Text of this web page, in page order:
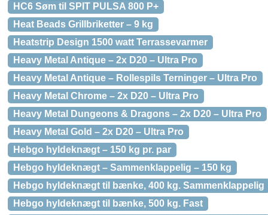
HC6 Søm til SPIT PULSA 800 P+
Heat Beads Grillbriketter – 9 kg
Heatstrip Design 1500 watt Terrassevarmer
Heavy Metal Antique – 2x D20 – Ultra Pro
Heavy Metal Antique – Rollespils Terninger – Ultra Pro
Heavy Metal Chrome – 2x D20 – Ultra Pro
Heavy Metal Dungeons & Dragons – 2x D20 – Ultra Pro
Heavy Metal Gold – 2x D20 – Ultra Pro
Hebgo hyldeknægt – 150 kg pr. par
Hebgo hyldeknægt – Sammenklappelig – 150 kg
Hebgo hyldeknægt til bænke, 400 kg. Sammenklappelig
Hebgo hyldeknægt til bænke, 500 kg. Fast